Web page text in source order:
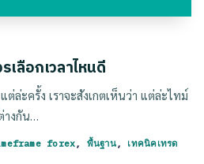
ลือกเวลาไหนดี
ต่ล่ะครั้ง เราจะสังเกตเห็นว่า แต่ล่ะไทม์
งกัน…
forex , พื้นฐาน, เทคนิคเทรด